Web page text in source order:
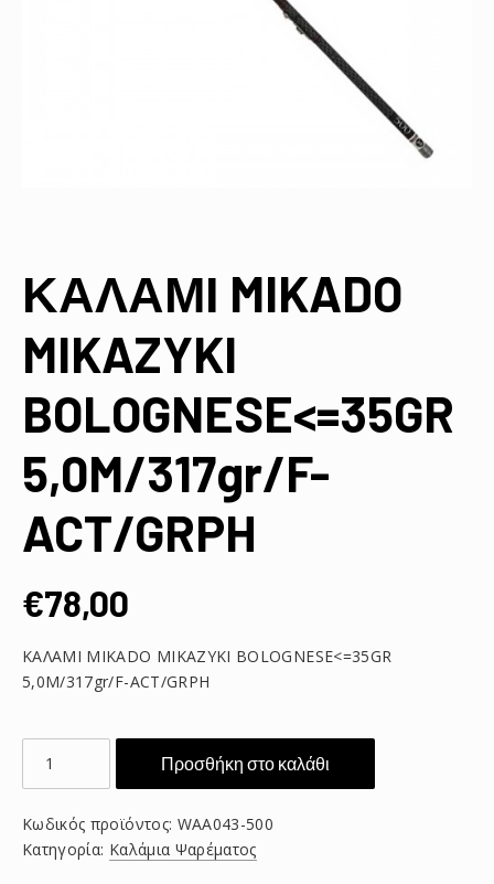
ΚΑΛΑΜΙ MIKADO
MIKAZYKI
BOLOGNESE<=35GR
5,0M/317gr/F-
ACT/GRPH
€78,00
ΚΑΛΑΜΙ MIKADO MIKAZYKI BOLOGNESE<=35GR
5,0M/317gr/F-ACT/GRPH
MIKADO
BOLOGNESE
ποσότητα
Προσθήκη στο καλάθι
Κωδικός προϊόντος: WAA043-500
Κατηγορία: Καλάμια Ψαρέματος